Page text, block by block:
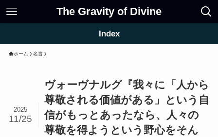
The Gravity of Divine
Index
ホーム 名言
ヴォーヴナルグ『我々に「人から
尊敬される価値がある」という自
信がもっとあったなら、人々の
尊敬を得ようという野心をそん
2025
11/25